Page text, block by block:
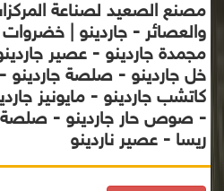
مصنع الصعيد لصناعة
والعصائر - جاردينو | خضروات
مجمدة جاردينو - عصير
خل جاردينو - صلصة جاردينو -
كاتشب جاردينو - مايونيز
- صوص حار جاردينو - صلصة
ريسا - عصير ناردينو